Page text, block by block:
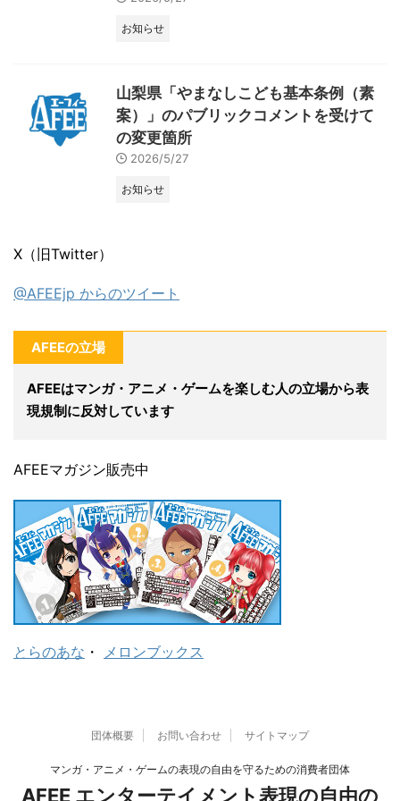
お知らせ
山梨県「やまなしこども基本条例（素
案）」のパブリックコメントを受けて
の変更箇所
2026/5/27
お知らせ
X（旧Twitter）
@AFEEjp からのツイート
AFEEの立場
AFEEはマンガ・アニメ・ゲームを楽しむ人の立場から表
現規制に反対しています
AFEEマガジン販売中
とらのあな ・ メロンブックス
団体概要 お問い合わせ サイトマップ
マンガ・アニメ・ゲームの表現の自由を守るための消費者団体
AFEE エンターテイメント表現の自由の